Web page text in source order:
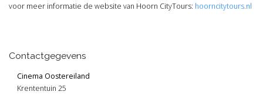
voor meer informatie de website van Hoorn CityTours: hoorncitytours.nl
Contactgegevens
Cinema Oostereiland
Krententuin 25